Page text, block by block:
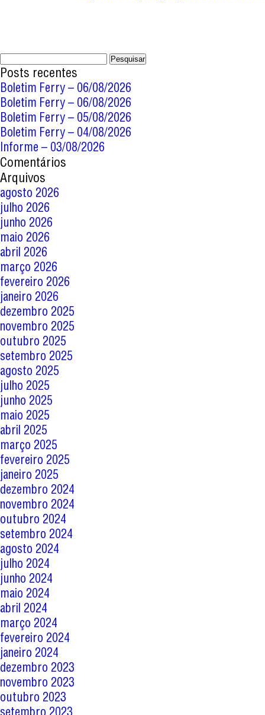
Pesquisar
por:
Posts recentes
Boletim Ferry – 06/08/2026
Boletim Ferry – 06/08/2026
Boletim Ferry – 05/08/2026
Boletim Ferry – 04/08/2026
Informe – 03/08/2026
Comentários
Arquivos
agosto 2026
julho 2026
junho 2026
maio 2026
abril 2026
março 2026
fevereiro 2026
janeiro 2026
dezembro 2025
novembro 2025
outubro 2025
setembro 2025
agosto 2025
julho 2025
junho 2025
maio 2025
abril 2025
março 2025
fevereiro 2025
janeiro 2025
dezembro 2024
novembro 2024
outubro 2024
setembro 2024
agosto 2024
julho 2024
junho 2024
maio 2024
abril 2024
março 2024
fevereiro 2024
janeiro 2024
dezembro 2023
novembro 2023
outubro 2023
setembro 2023